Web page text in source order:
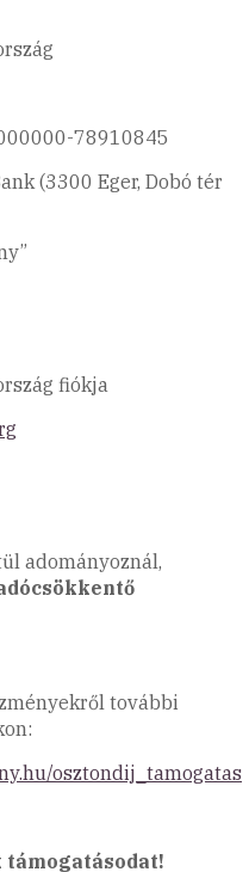
78910845
(3300 Eger, Dobó tér
fiókja
adományoznál,
további
osztondij_tamogatas
támogatásodat!